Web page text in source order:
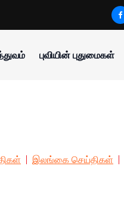
புவியின் புதுமைகள்
இலங்கை செய்திகள்